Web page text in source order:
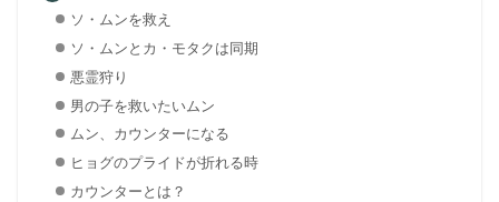
ソ・ムンを救え
ソ・ムンとカ・モタクは同期
悪霊狩り
男の子を救いたいムン
ムン、カウンターになる
ヒョグのプライドが折れる時
カウンターとは？